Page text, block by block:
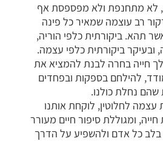
לא מתחנפת ולא מפספסת אף
רב עוצמה שמאיר כל פינה
תהא. ביקורתית כלפי הוריה,
ובעיקר ביקורתית כלפי עצמה.
חייה בחרה לבנת להמציא את
להילחם בספקות ובפחדים
נחלת כולנו.
לחלוטין, לוקחת אותנו
ומגוללת סיפור חיים מעורר
כל אדם ולהשפיע על הדרך